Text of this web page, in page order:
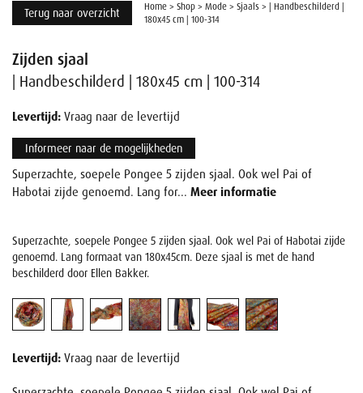
Terug naar overzicht Home > Shop > Mode > Sjaals >
| Handbeschilderd |
180x45 cm | 100-314
Zijden sjaal
| Handbeschilderd | 180x45 cm | 100-314
Levertijd: Vraag naar de levertijd
Informeer naar de mogelijkheden
Superzachte, soepele Pongee 5 zijden sjaal. Ook wel Pai of
Habotai zijde genoemd. Lang for... Meer informatie
Superzachte, soepele Pongee 5 zijden sjaal. Ook wel Pai of Habotai zijde
genoemd. Lang formaat van 180x45cm. Deze sjaal is met de hand
beschilderd door Ellen Bakker.
Levertijd: Vraag naar de levertijd